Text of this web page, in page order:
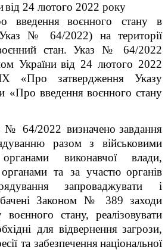
від 24 лютого 2022 року
воєнного стану в
№ 64/2022) на території
стан. Указ № 64/2022
України від 24 лютого 2022
затвердження Указу
«Про введення воєнного стану
№ 64/2022 визначено завдання
разом з військовими
органами виконавчої
влади,
та за участю органів
запроваджувати і
Законом № 389 заходи
стану, реалізовувати
для відвернення загрози,
та забезпеченнянаціональної